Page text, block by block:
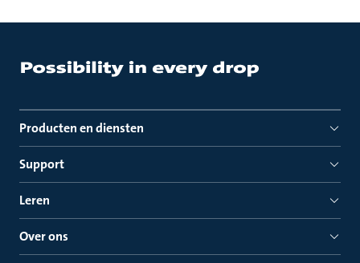
Producten en diensten
Support
Leren
Over ons